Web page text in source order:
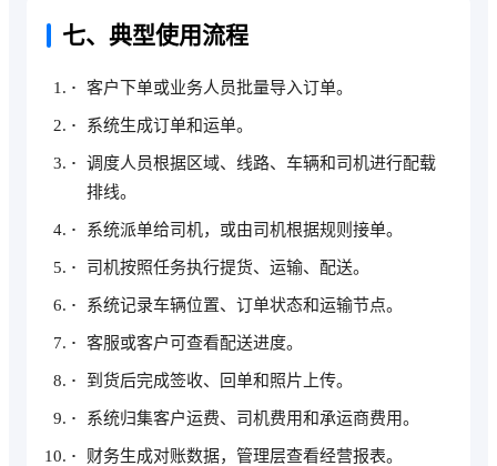
七、典型使用流程
客户下单或业务人员批量导入订单。
系统生成订单和运单。
调度人员根据区域、线路、车辆和司机进行配载
排线。
系统派单给司机，或由司机根据规则接单。
司机按照任务执行提货、运输、配送。
系统记录车辆位置、订单状态和运输节点。
客服或客户可查看配送进度。
到货后完成签收、回单和照片上传。
系统归集客户运费、司机费用和承运商费用。
财务生成对账数据，管理层查看经营报表。